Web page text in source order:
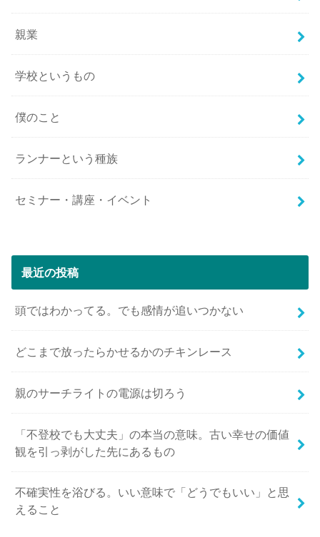
親業
学校というもの
僕のこと
ランナーという種族
セミナー・講座・イベント
最近の投稿
頭ではわかってる。でも感情が追いつかない
どこまで放ったらかせるかのチキンレース
親のサーチライトの電源は切ろう
「不登校でも大丈夫」の本当の意味。古い幸せの価値
観を引っ剥がした先にあるもの
不確実性を浴びる。いい意味で「どうでもいい」と思
えること